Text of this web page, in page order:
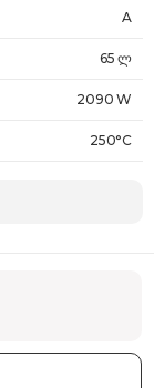
A
65 ლ
2090 W
250°C